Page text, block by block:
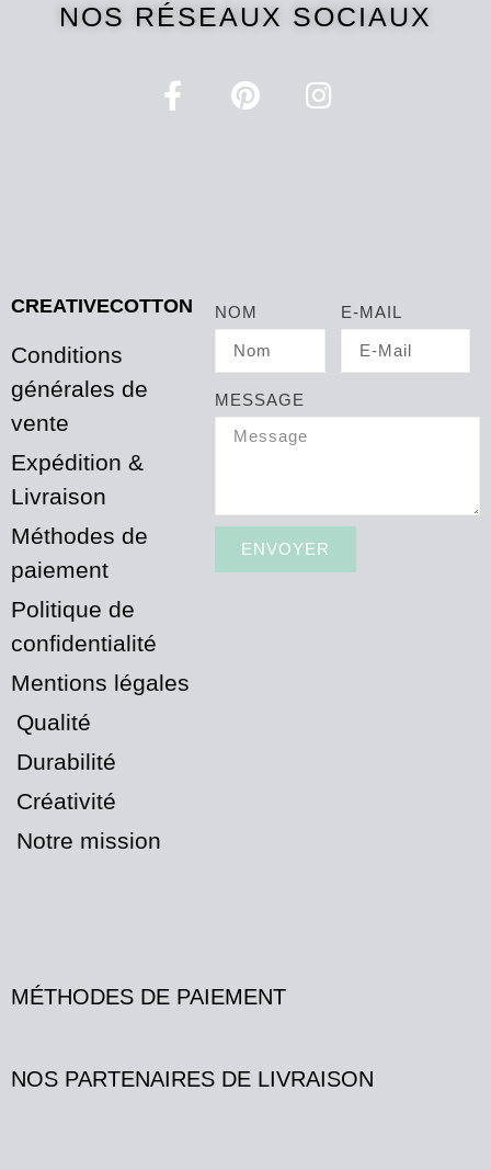
NOS RÉSEAUX SOCIAUX
CREATIVECOTTON
Conditions
générales de
vente
Expédition &
Livraison
Méthodes de
paiement
Politique de
confidentialité
Mentions légales
Qualité
Durabilité
Créativité
Notre mission
NOM E-MAIL
MESSAGE
ENVOYER
MÉTHODES DE PAIEMENT
NOS PARTENAIRES DE LIVRAISON